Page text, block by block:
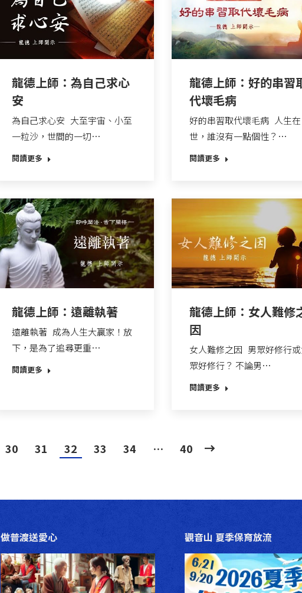
龍德上師：為自己求心
安
為自己求心安 大至宇宙、小至
一粒沙，世間的一切…
閱讀更多
龍德上師：好的串習
代壞毛病
好的串習取代壞毛病 人生在
世，誰沒有一點個性？…
閱讀更多
龍德上師：遠離執著
遠離執著 成為人生大贏家！放
下，是為了追尋更重…
閱讀更多
龍德上師：女人難修
因
女人難修之因 男眾好修行
眾好修行？ 不論男…
閱讀更多
30 31 32 33 34 … 40
做普渡送愛心 觀音山 夏季保育放流